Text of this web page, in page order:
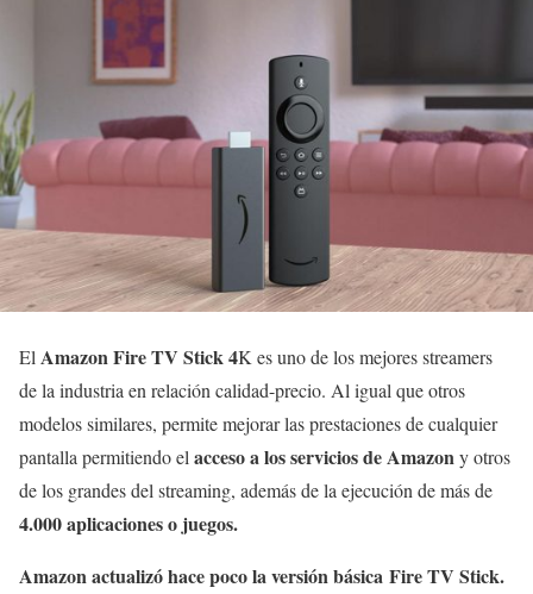
El Amazon Fire TV Stick 4K es uno de los mejores streamers
de la industria en relación calidad-precio. Al igual que otros
modelos similares, permite mejorar las prestaciones de cualquier
pantalla permitiendo el acceso a los servicios de Amazony otros
de los grandes del streaming, además de la ejecución de más de
4.000 aplicaciones o juegos.
Amazon actualizó hace poco la versión básica Fire TV Stick.